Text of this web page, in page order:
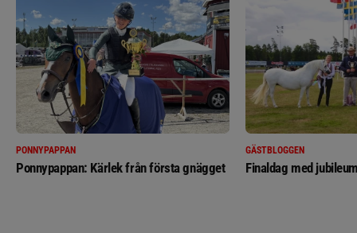
PONNYPAPPAN
Ponnypappan: Kärlek från första gnägget
GÄSTBLOGGEN
Finaldag med